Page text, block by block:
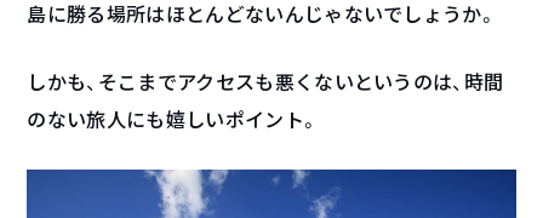
島に勝る場所はほとんどないんじゃないでしょうか。
しかも、そこまでアクセスも悪くないというのは、時間
のない旅人にも嬉しいポイント。